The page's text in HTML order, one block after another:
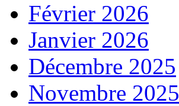
Février 2026
Janvier 2026
Décembre 2025
Novembre 2025